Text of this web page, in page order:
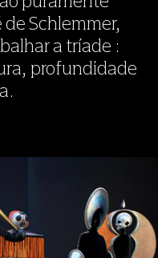
Schlemmer,
a tríade :
profundidade